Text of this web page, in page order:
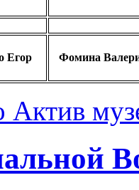
Егор Фомина
Актив